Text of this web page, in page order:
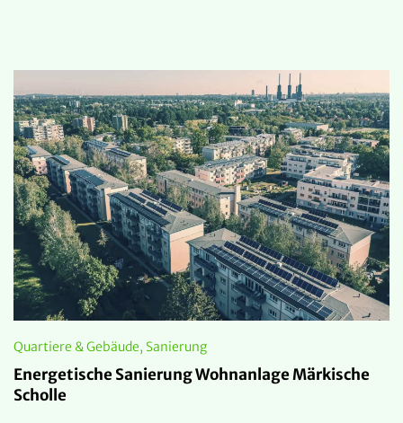
Quartiere & Gebäude, Sanierung
Energetische Sanierung Wohnanlage Märkische
Scholle